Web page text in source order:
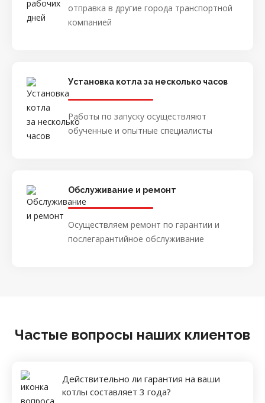
отправка в другие города транспортной
компанией
Установка котла за несколько часов
Работы по запуску осуществляют
обученные и опытные специалисты
Обслуживание и ремонт
Осуществляем ремонт по гарантии и
послегарантийное обслуживание
Частые вопросы наших клиентов
Действительно ли гарантия на ваши
котлы составляет 3 года?